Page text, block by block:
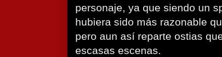
personaje, ya que siendo un
hubiera sido más razonable
pero aun así reparte ostias
escasas escenas.